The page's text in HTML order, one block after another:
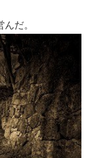
だ。